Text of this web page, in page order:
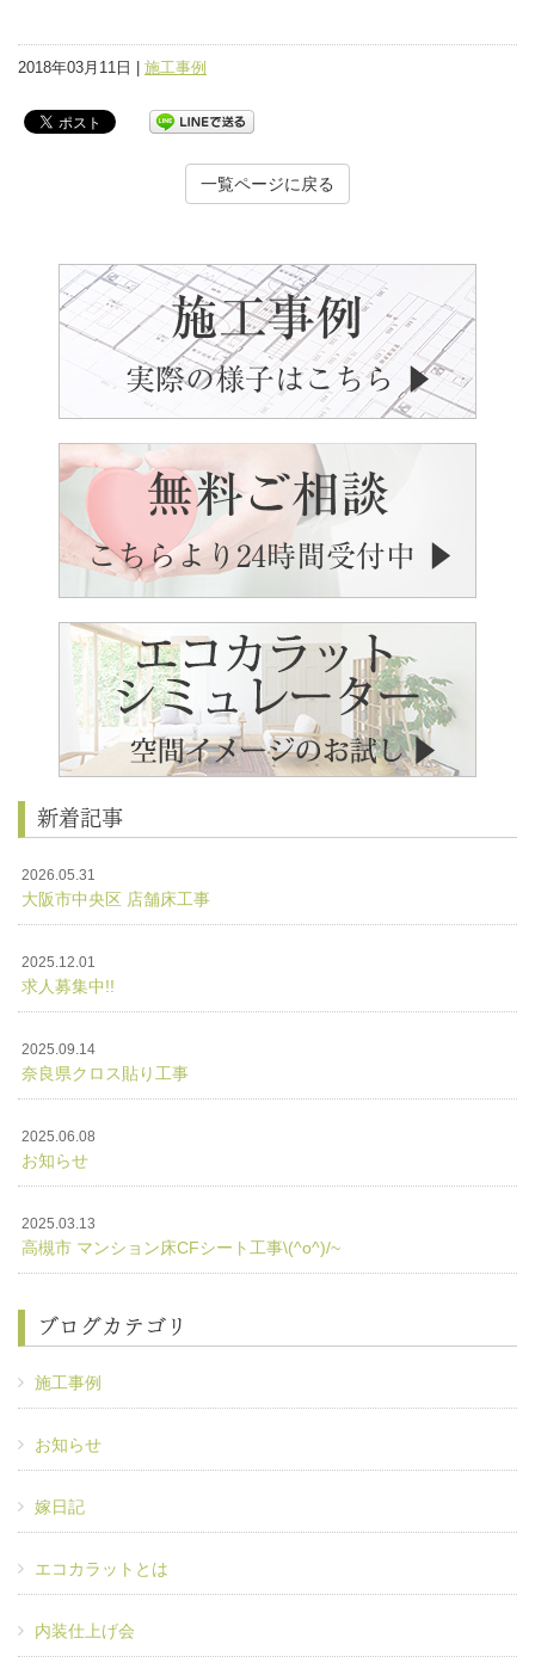
2018年03月11日 | 施工事例
一覧ページに戻る
新着記事
2026.05.31
大阪市中央区 店舗床工事
2025.12.01
求人募集中!!
2025.09.14
奈良県クロス貼り工事
2025.06.08
お知らせ
2025.03.13
高槻市 マンション床CFシート工事\(^o^)/~
ブログカテゴリ
施工事例
お知らせ
嫁日記
エコカラットとは
内装仕上げ会